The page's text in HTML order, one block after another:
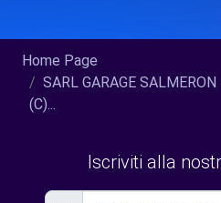
Home Page
SARL GARAGE
(C)...
Iscriviti alla